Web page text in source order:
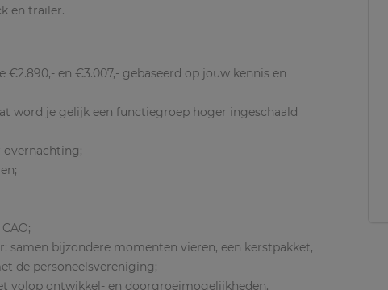
en trailer.
€2.890,- en €3.007,- gebaseerd op jouw kennis en
word je gelijk een functiegroep hoger ingeschaald
overnachting;
samen bijzondere momenten vieren, een kerstpakket,
de personeelsvereniging;
volop ontwikkel- en doorgroeimogelijkheden.